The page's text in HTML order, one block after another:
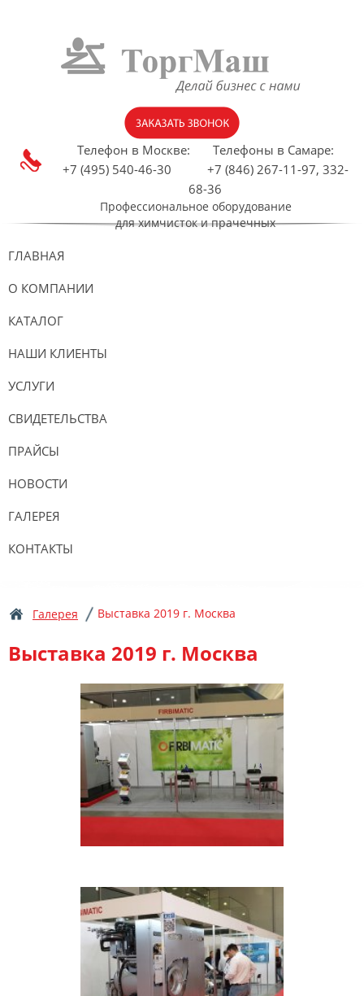
Телефон в Москве: Телефоны в Самаре:
+7 (495) 540-46-30 +7 (846) 267-11-97, 332-
68-36
Профессиональное оборудование
для химчисток и прачечных
ГЛАВНАЯ
О КОМПАНИИ
КАТАЛОГ
НАШИ КЛИЕНТЫ
УСЛУГИ
СВИДЕТЕЛЬСТВА
ПРАЙСЫ
НОВОСТИ
ГАЛЕРЕЯ
КОНТАКТЫ
Галерея Выставка 2019 г. Москва
Выставка 2019 г. Москва